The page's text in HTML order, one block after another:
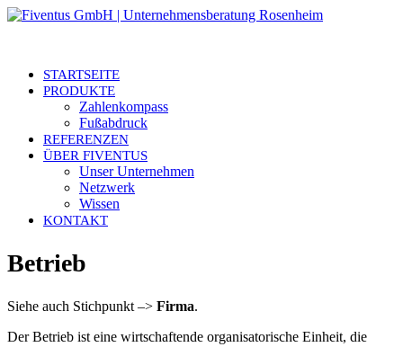
STARTSEITE
PRODUKTE
Zahlenkompass
Fußabdruck
REFERENZEN
ÜBER FIVENTUS
Unser Unternehmen
Netzwerk
Wissen
KONTAKT
Betrieb
Siehe auch Stichpunkt –> Firma.
Der Betrieb ist eine wirtschaftende organisatorische Einheit, die